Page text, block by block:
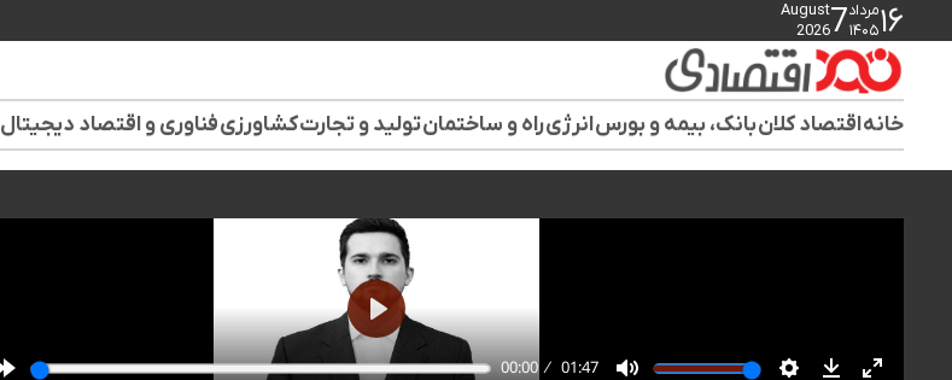
۱۶مرداد
۱۴۰۵7
August
2026
خانهاقتصاد کلانبانک، بیمه و بورسانرژیراه و ساختمانتولید و تجارتکشاورزیفناوری و اقتصاد دیجیتال